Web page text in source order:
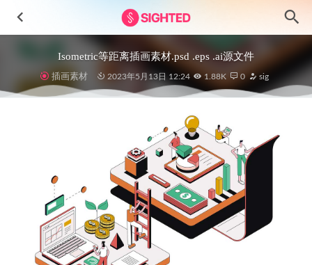
Isometric等距离插画素材.psd .eps .ai源文件
插画素材 2023年5月13日 12:24 1.88K 0 sig
Vision-高级营销网站仪表盘UI设计素材套件 2024-11-25
时装电商app ui设计 .fig素材
2021-12-02
Futuristic家具电商APP界面设计素材 2023-08-01
NFTCrop NFT数字藏品app ui设计 .fig素材